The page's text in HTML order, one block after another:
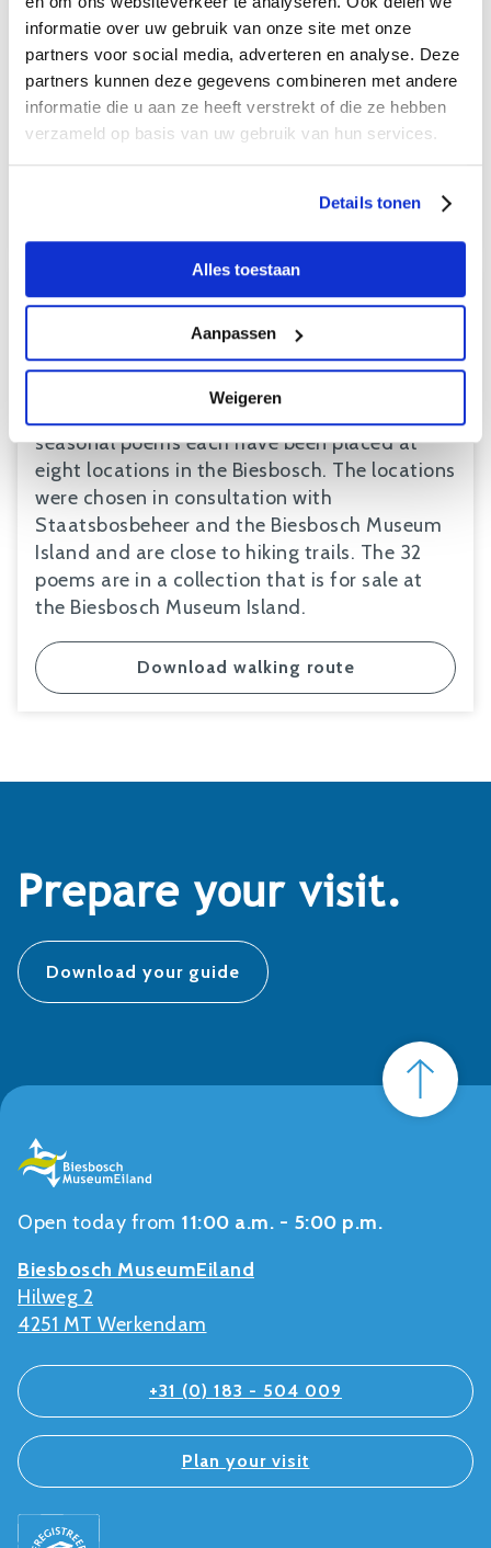
informatie over uw gebruik van onze site met onze
partners voor social media, adverteren en analyse. Deze
partners kunnen deze gegevens combineren met andere
informatie die u aan ze heeft verstrekt of die ze hebben
verzameld op basis van uw gebruik van hun services.
Details tonen
Alles toestaan
Aanpassen
Weigeren
goose sanctuary. You will find this route 3.5
kilometers from the Museum Island. The walk
is 8 kilometers and gives you a wonderful view
of the different landscapes of the Biesbosch.
As a bonus, you get wonderful vistas of the
New Merwede River.
Download walking route
POETRY ROUTE (8KM)
Several works of art can be found in the
Biesbosch. Stichting Poëzie Land van Altena
created the project "Seasonal Poems
Biesbosch" with the museum. Signs with four
seasonal poems each have been placed at
eight locations in the Biesbosch. The locations
were chosen in consultation with
Staatsbosbeheer and the Biesbosch Museum
Island and are close to hiking trails. The 32
poems are in a collection that is for sale at
the Biesbosch Museum Island.
Download walking route
Prepare your visit.
Download your guide
Open today from 11:00 a.m. - 5:00 p.m.
Biesbosch MuseumEiland
Hilweg 2
4251 MT Werkendam
+31 (0) 183 - 504 009
Plan your visit